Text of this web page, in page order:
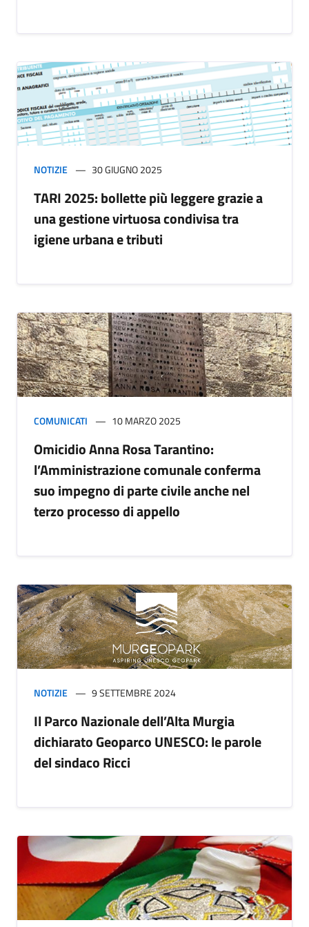
NOTIZIE 30 GIUGNO 2025
TARI 2025: bollette più leggere grazie a
una gestione virtuosa condivisa tra
igiene urbana e tributi
COMUNICATI 10 MARZO 2025
Omicidio Anna Rosa Tarantino:
l’Amministrazione comunale conferma
suo impegno di parte civile anche nel
terzo processo di appello
NOTIZIE 9 SETTEMBRE 2024
Il Parco Nazionale dell’Alta Murgia
dichiarato Geoparco UNESCO: le parole
del sindaco Ricci